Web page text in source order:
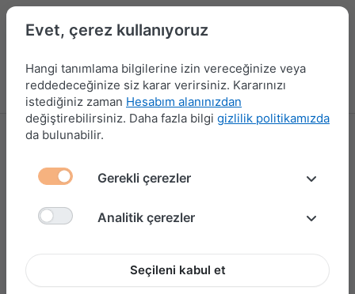
Menü Kampanyalar Yeni Ürünler Giriş yap
SİNKON
Filtrele ve Sırala
Evet, çerez kullanıyoruz
Hangi tanımlama bilgilerine izin vereceğinize veya
reddedeceğinize siz karar verirsiniz. Kararınızı
istediğiniz zaman Hesabım alanınızdan
değiştirebilirsiniz. Daha fazla bilgi gizlilik politikamızda
da bulunabilir.
Gerekli çerezler
Analitik çerezler
Seçileni kabul et